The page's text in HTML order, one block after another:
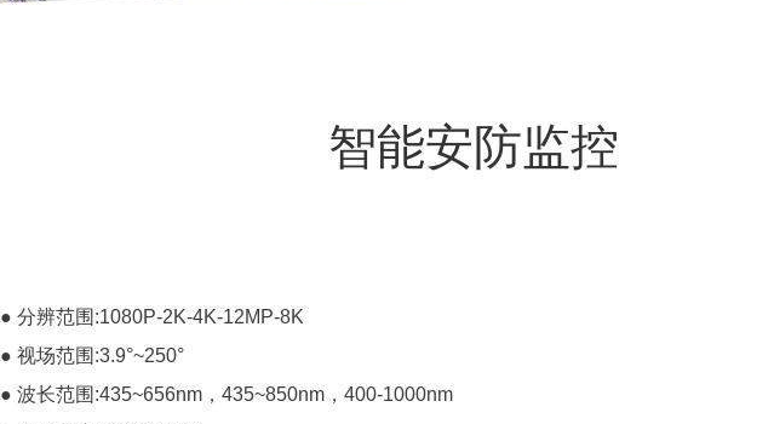
智能安防监控
● 分辨范围:1080P-2K-4K-12MP-8K
● 视场范围:3.9°~250°
● 波长范围:435~656nm，435~850nm，400-1000nm